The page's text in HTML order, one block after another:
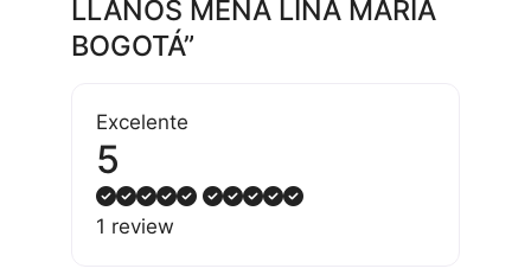
LLANOS MENA LINA MARIA
BOGOTÁ”
Excelente
5
1 review